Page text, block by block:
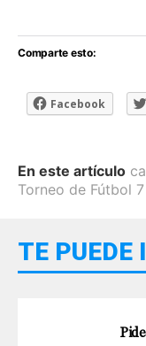
Comparte esto:
Facebook
En este artículo
Torneo de Fútbol 7
TE PUEDE